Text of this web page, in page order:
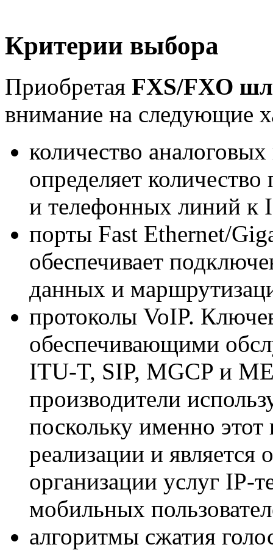
Критерии выбора
Приобретая FXS/FXO
внимание на следующие
количество
определяет
и телефонных линий к
порты Fast Ethernet/
обеспечивает
данных и
протоколы VoIP.
обеспечивающими
ITU-T, SIP, MGCP и
производители
поскольку именно этот
реализации и
организации услуг IP-
мобильных
алгоритмы сжатия